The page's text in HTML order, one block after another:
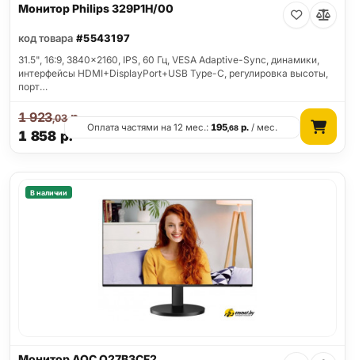
Монитор Philips 329P1H/00
код товара #5543197
31.5", 16:9, 3840x2160, IPS, 60 Гц, VESA Adaptive-Sync, динамики,
интерфейсы HDMI+DisplayPort+USB Type-C, регулировка высоты,
порт…
1 858 р.
1 923,03р.
Оплата частями на 12 мес.:195,68 р. / мес.
В наличии